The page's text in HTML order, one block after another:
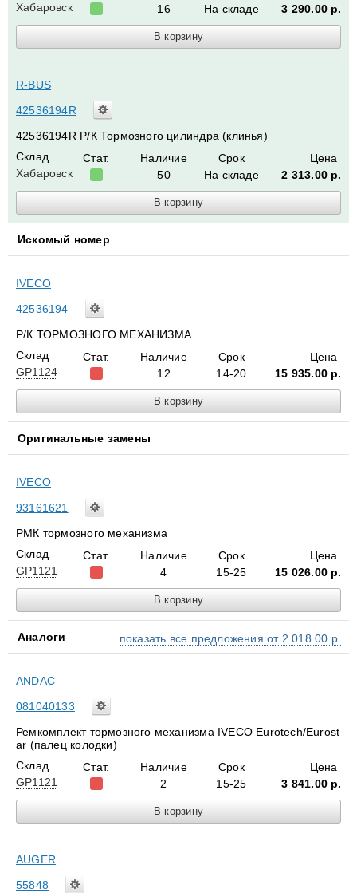
Хабаровск
16
На складе
3 290.00 р.
R-BUS
42536194R
42536194R Р/К Тормозного цилиндра (клинья)
Склад
Хабаровск
Стат.
Наличие
50
Срок
На складе
Цена
2 313.00 р.
Искомый номер
IVECO
42536194
Р/К ТОРМОЗНОГО МЕХАНИЗМА
Склад
GP1124
Стат.
Наличие
12
Срок
14-20
Цена
15 935.00 р.
Оригинальные замены
IVECO
93161621
РМК тормозного механизма
Склад
GP1121
Стат.
Наличие
4
Срок
15-25
Цена
15 026.00 р.
Аналоги показать все предложения от 2 018.00 р.
ANDAC
081040133
Ремкомплект тормозного механизма IVECO Eurotech/Eurost
ar (палец колодки)
Склад
GP1121
Стат.
Наличие
2
Срок
15-25
Цена
3 841.00 р.
AUGER
55848